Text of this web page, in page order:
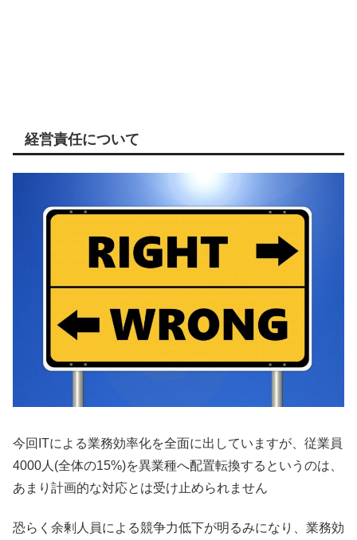
経営責任について
今回ITによる業務効率化を全面に出していますが、従業員
4000人(全体の15%)を異業種へ配置転換するというのは、
あまり計画的な対応とは受け止められません
恐らく余剰人員による競争力低下が明るみになり、業務効